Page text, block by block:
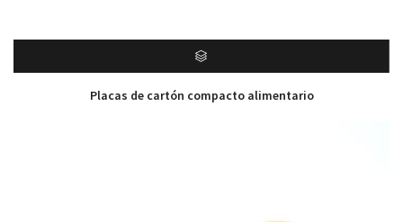
Placas de cartón compacto alimentario